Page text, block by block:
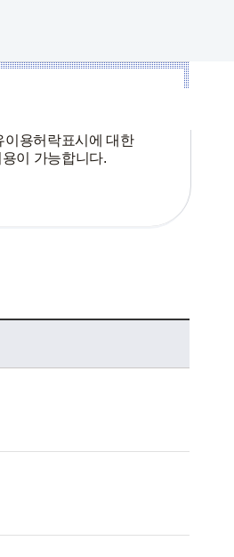
이용허락표시에 대한
이 가능합니다.